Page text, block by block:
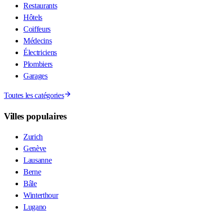
Restaurants
Hôtels
Coiffeurs
Médecins
Électriciens
Plombiers
Garages
Toutes les catégories
Villes populaires
Zurich
Genève
Lausanne
Berne
Bâle
Winterthour
Lugano